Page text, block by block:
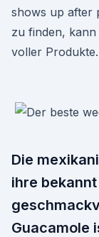
shows up after
zu finden,
voller Produkte.
Die
ihre
Guacamole